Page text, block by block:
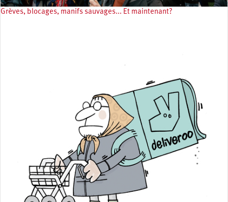
Grèves, blocages, manifs sauvages... Et maintenant?